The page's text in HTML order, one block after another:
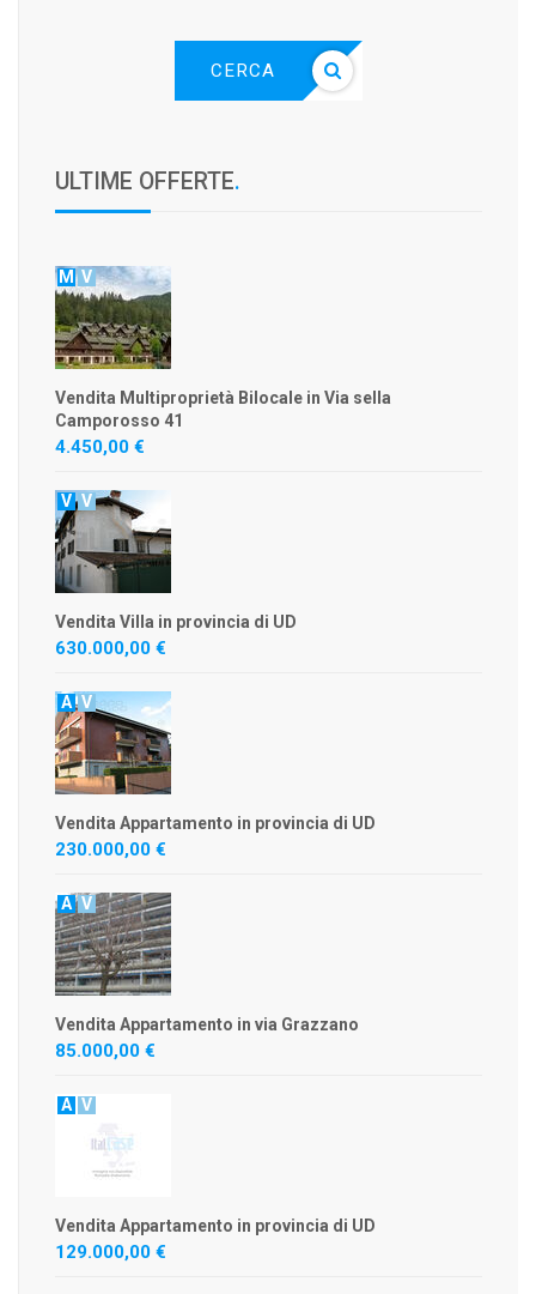
CERCA
ULTIME OFFERTE.
M V
Vendita Multiproprietà Bilocale in Via sella
Camporosso 41
4.450,00 €
V V
Vendita Villa in provincia di UD
630.000,00 €
A V
Vendita Appartamento in provincia di UD
230.000,00 €
A V
Vendita Appartamento in via Grazzano
85.000,00 €
A V
Vendita Appartamento in provincia di UD
129.000,00 €